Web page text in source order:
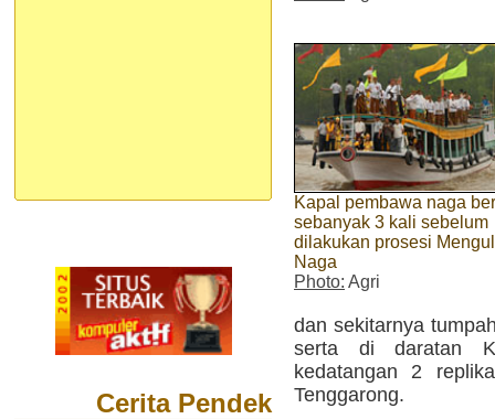
Cerita Pendek
Kapal pembawa naga
sebanyak 3 kali sebelum
dilakukan prosesi
Naga
Photo: Agri
dan sekitarnya
serta di daratan
kedatangan 2
Tenggarong.